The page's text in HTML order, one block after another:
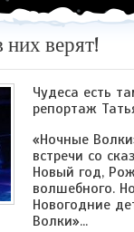
них верят!
Чудеса есть
репортаж
«Ночные
встречи со
Новый год,
волшебного.
Новогодние
Волки»...